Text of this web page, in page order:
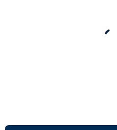
80 Ha Multifunctional